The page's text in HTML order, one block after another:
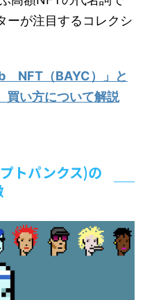
ーが注目するコレクシ
NFT（BAYC）」と
買い方について解説
トパンクス)の